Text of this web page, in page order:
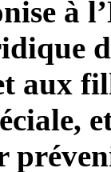
à
aux